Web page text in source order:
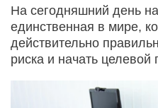
На сегодняшний день
единственная в мире,
действительно
риска и начать целевой